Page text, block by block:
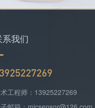
系我们
工程师：13925227269